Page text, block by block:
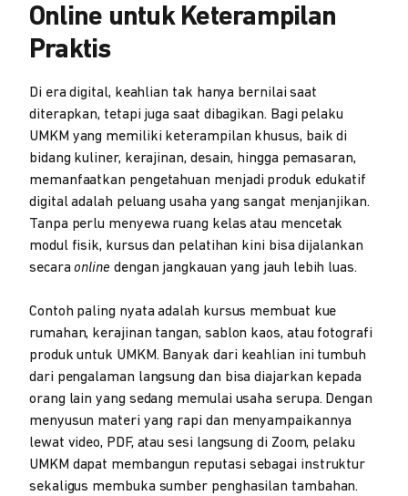
Online untuk Keterampilan
Praktis
Di era digital, keahlian tak hanya bernilai saat
diterapkan, tetapi juga saat dibagikan. Bagi pelaku
UMKM yang memiliki keterampilan khusus, baik di
bidang kuliner, kerajinan, desain, hingga pemasaran,
memanfaatkan pengetahuan menjadi produk edukatif
digital adalah peluang usaha yang sangat menjanjikan.
Tanpa perlu menyewa ruang kelas atau mencetak
modul fisik, kursus dan pelatihan kini bisa dijalankan
secaraonline dengan jangkauan yang jauh lebih luas.
Contoh paling nyata adalah kursus membuat kue
rumahan, kerajinan tangan, sablon kaos, atau fotografi
produk untuk UMKM. Banyak dari keahlian ini tumbuh
dari pengalaman langsung dan bisa diajarkan kepada
orang lain yang sedang memulai usaha serupa. Dengan
menyusun materi yang rapi dan menyampaikannya
lewat video, PDF, atau sesi langsung di Zoom, pelaku
UMKM dapat membangun reputasi sebagai instruktur
sekaligus membuka sumber penghasilan tambahan.